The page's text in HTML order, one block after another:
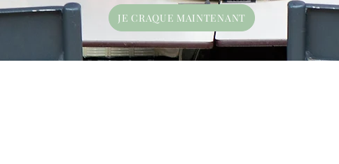
JE CRAQUE MAINTENANT